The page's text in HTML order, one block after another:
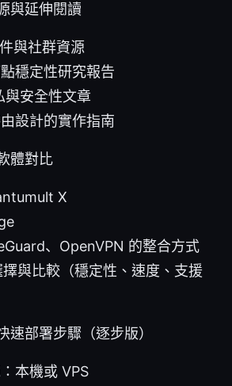
與延伸閱讀
與社群資源
穩定性研究報告
與安全性文章
設計的實作指南
體對比
X
、OpenVPN 的整合方式
與比較（穩定性、速度、支援
速部署步驟（逐步版）
本機或 VPS